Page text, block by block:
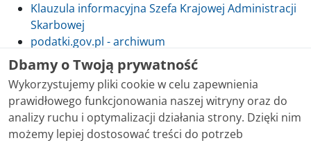
Klauzula informacyjna Szefa Krajowej Administracji
Skarbowej
podatki.gov.pl - archiwum
Skontaktuj się z nami
Dbamy o Twoją prywatność
Wykorzystujemy pliki cookie w celu zapewnienia
prawidłowego funkcjonowania naszej witryny oraz do
analizy ruchu i optymalizacji działania strony. Dzięki nim
możemy lepiej dostosować treści do potrzeb